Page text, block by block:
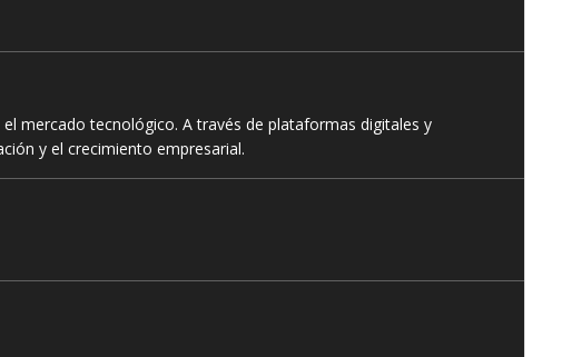
mercado tecnológico. A través de plataformas digitales y
y el crecimiento empresarial.